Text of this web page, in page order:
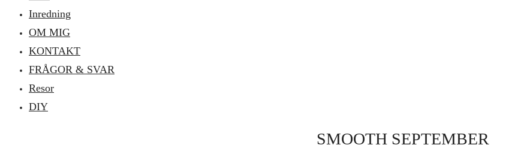
Inredning
OM MIG
KONTAKT
FRÅGOR & SVAR
Resor
DIY
SMOOTH SEPTEMBER